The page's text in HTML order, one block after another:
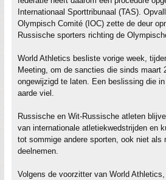
Internationaal Sporttribunaal (TAS).
Olympisch Comité (IOC) zette de deur
Russische sporters richting de
World Athletics besliste vorige week,
Meeting, om de sancties die sinds maart
ongewijzigd te laten. Een beslissing die
aarde viel.
Russische en Wit-Russische atleten
van internationale atletiekwedstrijden en
tot sommige andere sporten, ook niet als
deelnemen.
Volgens de voorzitter van World